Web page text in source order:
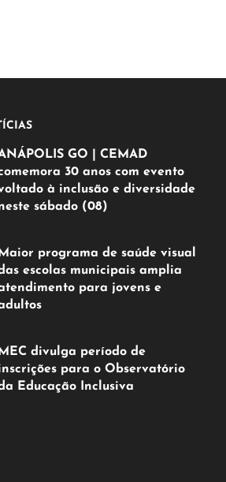
GO | CEMAD
30 anos com evento
à inclusão e diversidade
sábado (08)
agosto
Maior programa de saúde visual
escolas municipais amplia
para jovens e
MEC divulga período de
para o Observatório
Educação Inclusiva